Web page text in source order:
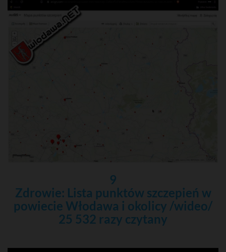
9
Zdrowie: Lista punktów szczepień w
powiecie Włodawa i okolicy /wideo/
25 532 razy czytany